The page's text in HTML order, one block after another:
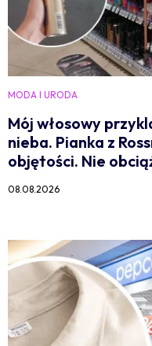
MODA I URODA
Mój włosowy
nieba. Pianka z
objętości. Nie
08.08.2026